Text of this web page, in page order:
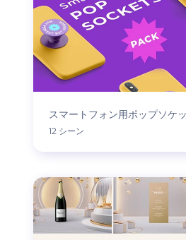
スマートフォン用ポップソケ
12 シーン